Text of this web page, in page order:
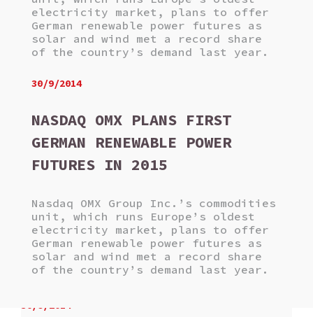
electricity market, plans to offer
German renewable power futures as
solar and wind met a record share
of the country’s demand last year.
30/9/2014
NASDAQ OMX PLANS FIRST
GERMAN RENEWABLE POWER
FUTURES IN 2015
Nasdaq OMX Group Inc.’s commodities
unit, which runs Europe’s oldest
electricity market, plans to offer
German renewable power futures as
solar and wind met a record share
of the country’s demand last year.
30/9/2014